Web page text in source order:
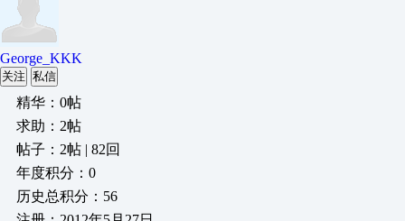
George_KKK
关注 私信
精华：0帖
求助：2帖
帖子：2帖 | 82回
年度积分：0
历史总积分：56